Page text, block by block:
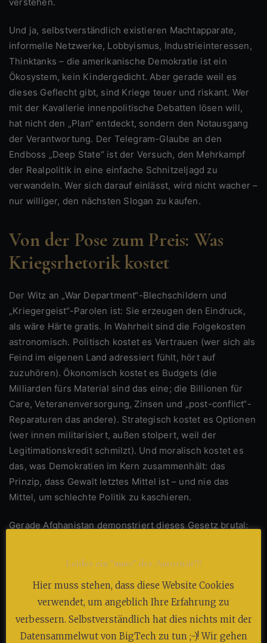
Und ja, selbstverständlich existieren Machtapparate,
informelle Netzwerke, Lobbyismus, Industrieinteressen,
Thinktanks – die amerikanische Demokratie ist ein
Ökosystem, kein Kindergedicht. Aber gerade weil es
dieses Geflecht gibt, sind Kriege teuer und riskant. Wer
mit der Kavallerie innenpolitische Debatten lösen will,
hat nicht den „Plan“ entdeckt, sondern den Notausgang
der Verantwortung. Der Telegram-Glaube an den
Endboss „Deep State“ ist der Versuch, den Mehrkampf
der Realpolitik in eine einfache Schnitzeljagd zu
verwandeln. Wer sich darauf einlässt, wird nicht wacher –
nur williger, den nächsten Slogan zu kaufen.
Von der Pose zum Preis: Was
Kriegsrhetorik kostet
Der Witz an „War Department“-Blechschildern und
„Kriegergeist“-Parolen ist: Sie erzeugen den Eindruck,
als wäre Härte gratis. In Wahrheit sind die Folgekosten
astronomisch. Politisch kostet es Vertrauen (wer sich als
Feind im eigenen Land adressiert fühlt, hört auf
zuzuhören). Ökonomisch kostet es Budgets (die
Milliarden fürs Material sind das eine; die Billionen für
Care, Veteranenversorgung, Zinsen und „post-conflict“-
Reparaturen das andere). Strategisch kostet es Optionen
(wer innen militarisiert, außen stolpert, weil der
Legitimationskredit schmilzt). Und moralisch kostet es
das, was Demokratien im Kern zusammenhält: das
Prinzip, dass Gewalt letztes Mittel ist – und nie das
Mittel, um schlechte Politik zu kaschieren.
Gerade Afghanistan demonstriert dieses Gesetz brutal:
Machtvakuum, in das die schlimmsten Akteure mit
Freifahrtschein hineinlaufen? Dass die Taliban 2021
wieder die Macht übernahmen, ist nicht
Interpretationskunst, es ist Chronologie. So funktioniert
Leider ein "muss" der Autorität!!!
Hier muss stehen, dass diese Website Cookies
verwendet, um angeblich Ihre Erfahrung zu
verbessern. Selbstverständlich hat dies nichts mit der
Datensammelwut von BigTech zu tun ;-)! Wir gehen